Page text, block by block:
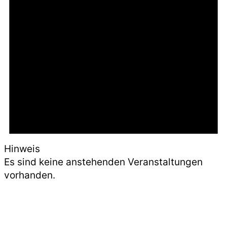
Hinweis
Es sind keine anstehenden Veranstaltungen
vorhanden.